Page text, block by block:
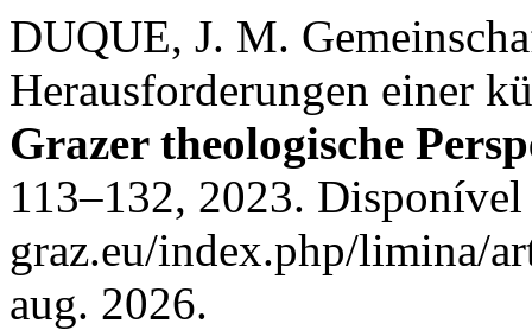
DUQUE, J. M.
Herausforderungen einer
Grazer theologische
113–132, 2023.
graz.eu/index.php/limina/
aug. 2026.